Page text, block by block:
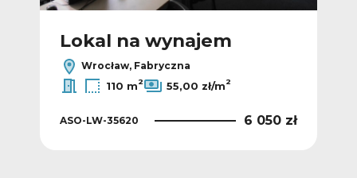
Lokal na wynajem
Wrocław, Fabryczna
110 m2 55,00 zł/m2
ASO-LW-35620 6 050 zł